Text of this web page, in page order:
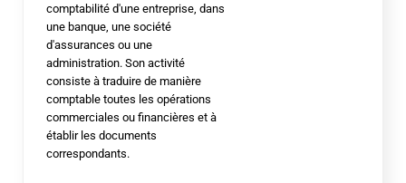
comptabilité d'une entreprise, dans
une banque, une société
d'assurances ou une
administration. Son activité
consiste à traduire de manière
comptable toutes les opérations
commerciales ou financières et à
établir les documents
correspondants.